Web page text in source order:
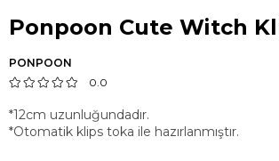
Ponpoon Cute Witch
PONPOON
0.0
*12cm uzunluğundadır.
*Otomatik klips toka ile hazırlanmıştır.